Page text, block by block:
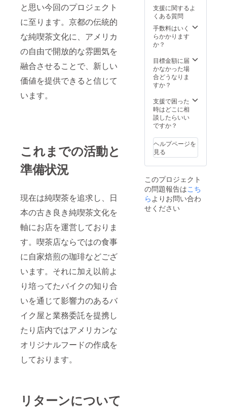
と思い今回のプロジェクト
に至ります。京都の伝統的
な純喫茶文化に、アメリカ
の自由で開放的な雰囲気を
融合させることで、新しい
価値を提供できると信じて
います。
これまでの活動と
準備状況
現在は純喫茶を追求し、日
本の古き良き純喫茶文化を
軸にお店を運営しておりま
す。喫茶店ならではの食事
に自家焙煎の珈琲などござ
います。それに加え以前よ
り培ってたバイクの知り合
いを通じて影響力のあるバ
イク屋と業務委託を提携し
たり店内ではアメリカンな
オリジナルフードの作成を
しております。
リターンについて
支援に関するよ
くある質問
手数料はいく
らかかります
か？
目標金額に届
かなかった場
合どうなりま
すか？
支援で困った
時はどこに相
談したらいい
ですか？
ヘルプページを
見る
このプロジェクト
の問題報告はこち
ら よりお問い合わ
せください